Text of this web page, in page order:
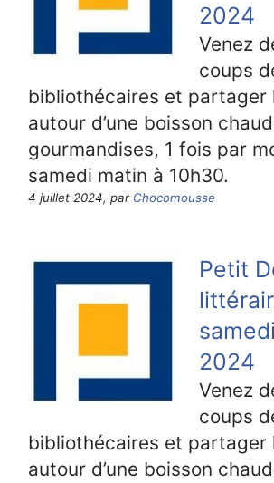
2024
Venez
coups
bibliothécaires et partager
autour d’une boisson
gourmandises, 1 fois par
samedi matin à 10h30.
4 juillet 2024, par Chocomousse
Petit
2024
Venez
coups
bibliothécaires et partager
autour d’une boisson